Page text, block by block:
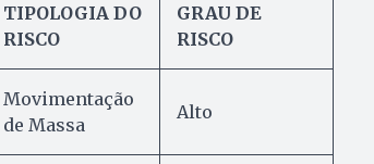
TIPOLOGIA DO
RISCO
GRAU DE
RISCO
Movimentação
de Massa
Alto